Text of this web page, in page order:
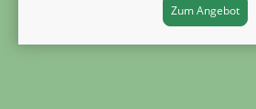
Zum Angebot